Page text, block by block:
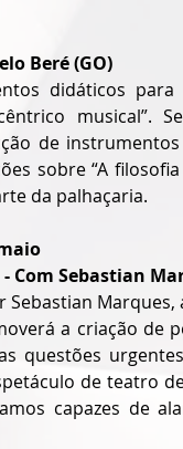
Beré (GO)
didáticos
musical”.
de
sobre “A
da palhaçaria.
Com Sebastian
a criação de
questões
de teatro
capazes de